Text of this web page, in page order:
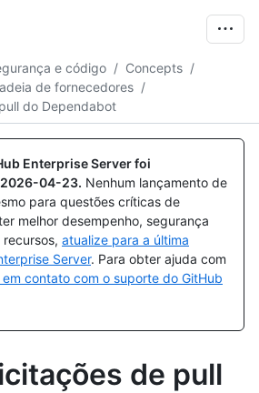
e código / Concepts /
de fornecedores /
do Dependabot
Enterprise Server foi
2026-04-23. Nenhum lançamento de
para questões críticas de
melhor desempenho, segurança
atualize para a última
Server. Para obter ajuda com
contato com o suporte do GitHub
de pull